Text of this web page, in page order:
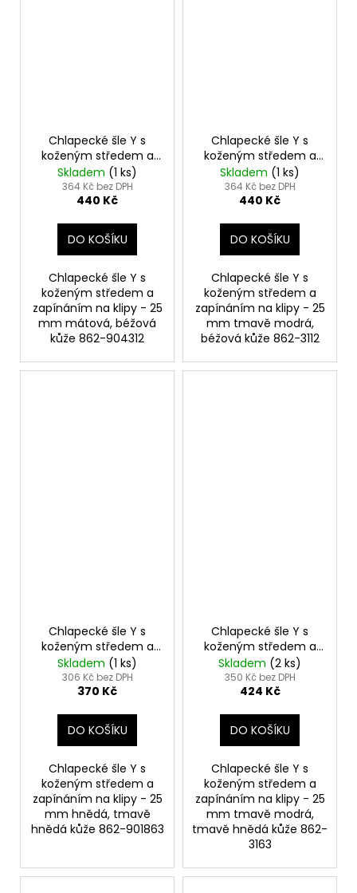
Chlapecké šle Y s
koženým středem a
zapínáním na klipy -
25 mm mátová,
béžová kůže 862-
Skladem (1 ks)
364 Kč bez DPH
440 Kč
DO KOŠÍKU
Chlapecké šle Y s
koženým středem a
zapínáním na klipy - 25
mm mátová, béžová
kůže 862-904312
Chlapecké šle Y s
koženým středem a
zapínáním na klipy -
25 mm tmavě modrá,
béžová kůže 862-3112
Skladem (1 ks)
364 Kč bez DPH
440 Kč
DO KOŠÍKU
Chlapecké šle Y s
koženým středem a
zapínáním na klipy - 25
mm tmavě modrá,
béžová kůže 862-3112
Chlapecké šle Y s
koženým středem a
zapínáním na klipy -
25 mm hnědá, tmavě
hnědá kůže 862-
Skladem (1 ks)
306 Kč bez DPH
370 Kč
DO KOŠÍKU
Chlapecké šle Y s
koženým středem a
zapínáním na klipy - 25
mm hnědá, tmavě
hnědá kůže 862-901863
Chlapecké šle Y s
koženým středem a
zapínáním na klipy -
25 mm tmavě modrá,
tmavě hnědá kůže
Skladem (2 ks)
350 Kč bez DPH
424 Kč
DO KOŠÍKU
Chlapecké šle Y s
koženým středem a
zapínáním na klipy - 25
mm tmavě modrá,
tmavě hnědá kůže 862-
3163